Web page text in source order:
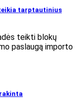
teikia tarptautinius
teikti blokų
paslaugą importo